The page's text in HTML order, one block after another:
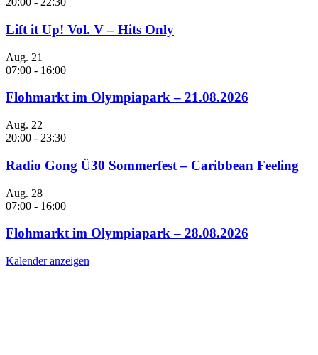
Lift it Up! Vol. V – Hits Only
Aug. 21
07:00 - 16:00
Flohmarkt im Olympiapark – 21.08.2026
Aug. 22
20:00 - 23:30
Radio Gong Ü30 Sommerfest – Caribbean Feeling
Aug. 28
07:00 - 16:00
Flohmarkt im Olympiapark – 28.08.2026
Kalender anzeigen